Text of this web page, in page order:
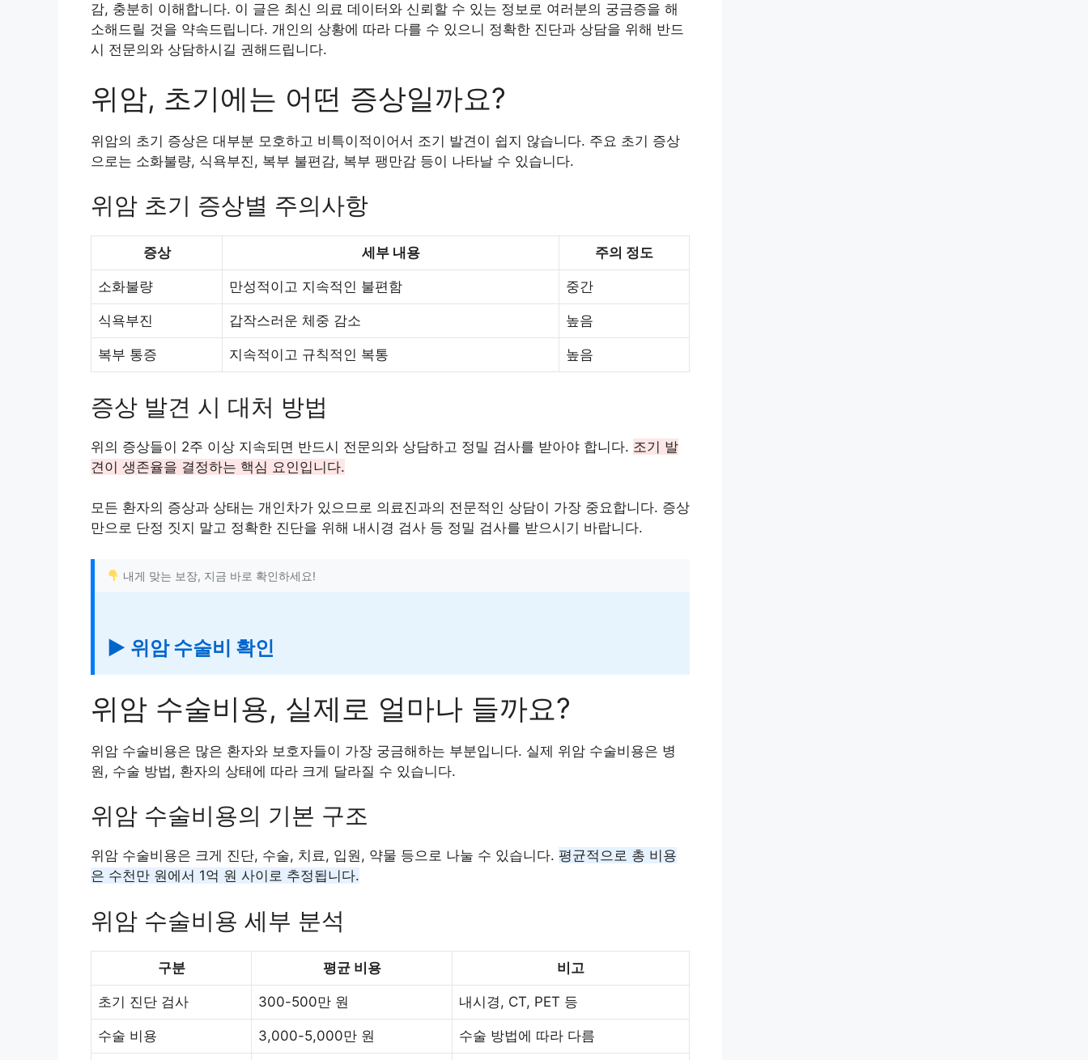
감, 충분히 이해합니다. 이 글은 최신 의료 데이터와 신뢰할 수 있는 정보로 여러분의 궁금증을 해
소해드릴 것을 약속드립니다. 개인의 상황에 따라 다를 수 있으니 정확한 진단과 상담을 위해 반드
시 전문의와 상담하시길 권해드립니다.
위암, 초기에는 어떤 증상일까요?
위암의 초기 증상은 대부분 모호하고 비특이적이어서 조기 발견이 쉽지 않습니다. 주요 초기 증상
으로는 소화불량, 식욕부진, 복부 불편감, 복부 팽만감 등이 나타날 수 있습니다.
위암 초기 증상별 주의사항
증상 세부 내용 주의 정도
소화불량 만성적이고 지속적인 불편함 중간
식욕부진 갑작스러운 체중 감소 높음
복부 통증 지속적이고 규칙적인 복통 높음
증상 발견 시 대처 방법
위의 증상들이 2주 이상 지속되면 반드시 전문의와 상담하고 정밀 검사를 받아야 합니다. 조기 발
견이 생존율을 결정하는 핵심 요인입니다.
모든 환자의 증상과 상태는 개인차가 있으므로 의료진과의 전문적인 상담이 가장 중요합니다. 증상
만으로 단정 짓지 말고 정확한 진단을 위해 내시경 검사 등 정밀 검사를 받으시기 바랍니다.
내게 맞는 보장, 지금 바로 확인하세요!
▶ 위암 수술비 확인
위암 수술비용, 실제로 얼마나 들까요?
위암 수술비용은 많은 환자와 보호자들이 가장 궁금해하는 부분입니다. 실제 위암 수술비용은 병
원, 수술 방법, 환자의 상태에 따라 크게 달라질 수 있습니다.
위암 수술비용의 기본 구조
위암 수술비용은 크게 진단, 수술, 치료, 입원, 약물 등으로 나눌 수 있습니다. 평균적으로 총 비용
은 수천만 원에서 1억 원 사이로 추정됩니다.
위암 수술비용 세부 분석
구분 평균 비용 비고
초기 진단 검사 300-500만 원 내시경, CT, PET 등
수술 비용 3,000-5,000만 원 수술 방법에 따라 다름